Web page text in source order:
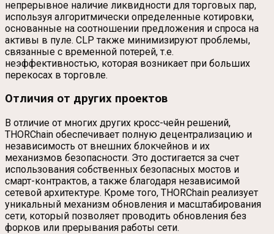
непрерывное наличие ликвидности для торговых пар,
используя алгоритмически определенные котировки,
основанные на соотношении предложения и спроса на
активы в пуле. CLP также минимизируют проблемы,
связанные с временной потерей, т.е.
неэффективностью, которая возникает при больших
перекосах в торговле.
Отличия от других проектов
В отличие от многих других кросс-чейн решений,
THORChain обеспечивает полную децентрализацию и
независимость от внешних блокчейнов и их
механизмов безопасности. Это достигается за счет
использования собственных безопасных мостов и
смарт-контрактов, а также благодаря независимой
сетевой архитектуре. Кроме того, THORChain реализует
уникальный механизм обновления и масштабирования
сети, который позволяет проводить обновления без
форков или прерывания работы сети.